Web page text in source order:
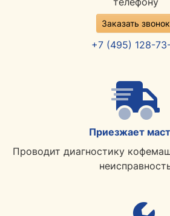
Заказать звонок
+7 (495) 128-73-
Приезжает
Проводит диагностику